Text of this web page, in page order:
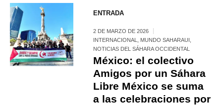
ENTRADA
2 DE MARZO DE 2026
INTERNACIONAL
MUNDO SAHARAUI
NOTICIAS DEL SÁHARA OCCIDENTAL
México: el colectivo
Amigos por un Sáhara
Libre México se suma
a las celebraciones por